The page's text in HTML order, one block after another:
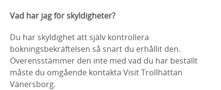
Vad har jag för skyldigheter?
Du har skyldighet att själv kontrollera
bokningsbekräftelsen så snart du erhållit den.
Överensstämmer den inte med vad du har beställt
måste du omgående kontakta Visit Trollhättan
Vänersborg.